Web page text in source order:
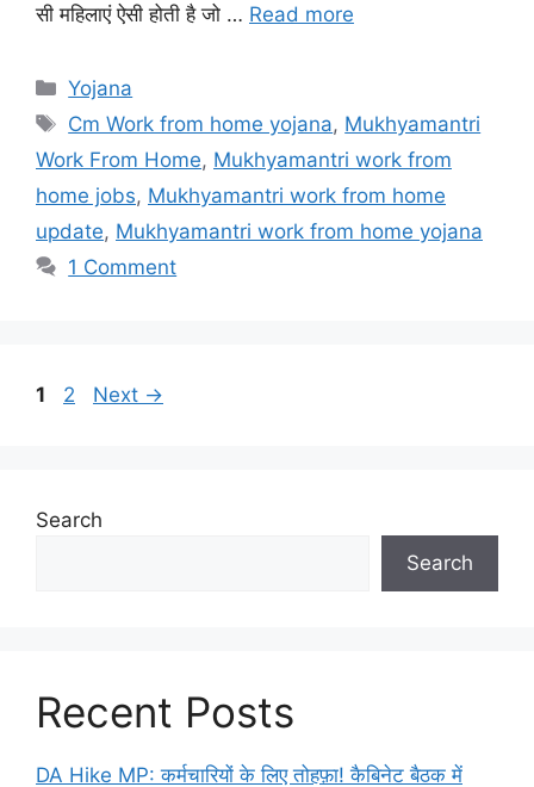
सी महिलाएं ऐसी होती है जो … Read more
Categories
Yojana
Tags
Cm Work from home yojana, Mukhyamantri
Work From Home, Mukhyamantri work from
home jobs, Mukhyamantri work from home
update, Mukhyamantri work from home yojana
1 Comment
Page
1 Page
2 Next →
Search
Search
Recent Posts
DA Hike MP: कर्मचारियों के लिए तोहफ़ा! कैबिनेट बैठक में